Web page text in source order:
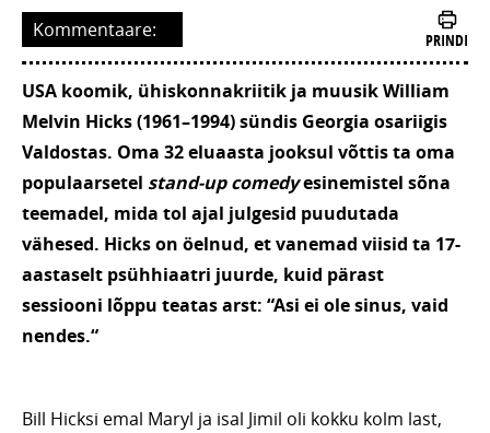
Kommentaare: PRINDI
USA koomik, ühiskonnakriitik ja muusik William
Melvin Hicks (1961–1994)sündis Georgia osariigis
Valdostas. Oma 32 eluaasta jooksul võttis ta oma
populaarsetel stand-up comedyesinemistel sõna
teemadel, mida tol ajal julgesid puudutada
vähesed. Hicks on öelnud, et vanemad viisid ta 17-
aastaselt psühhiaatri juurde, kuid pärast
sessiooni lõppu teatas arst: “Asi ei ole sinus, vaid
nendes.“
Bill Hicksi emal Maryl ja isal Jimil oli kokku kolm last,